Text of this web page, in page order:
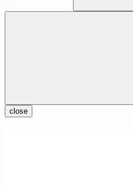
close